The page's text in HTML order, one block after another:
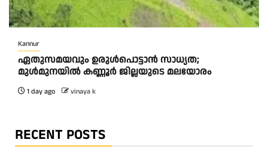
Kannur
ഏതുസമയവും ഉരുൾപൊട്ടാൻ സാധ്യത;
മുൾമുനയിൽ കണ്ണൂർ ജില്ലയുടെ മലയോരം
1 day ago vinaya k
RECENT POSTS